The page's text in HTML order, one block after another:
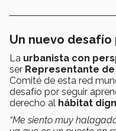
Un nuevo
La urbanista con
ser Representante
Comité de esta red
desafío por seguir
derecho al hábitat
“Me siento muy